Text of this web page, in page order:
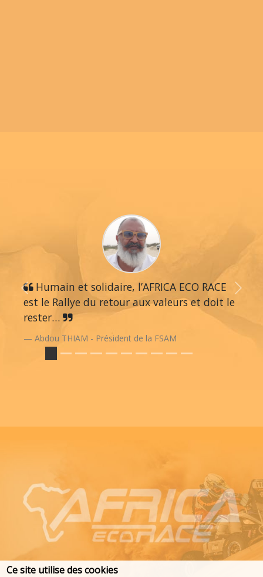
Humain et solidaire, l’AFRICA ECO RACE
est le Rallye du retour aux valeurs et doit le
rester…
Abdou THIAM - Président de la FSAM
Previous Next
Ce site utilise des cookies